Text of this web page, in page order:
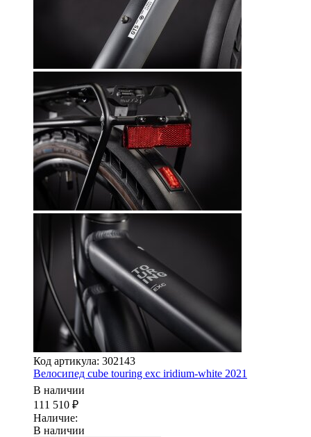
Код артикула: 302143
Велосипед cube touring exc iridium-white 2021
В наличии
111 510 ₽
Наличие:
В наличии